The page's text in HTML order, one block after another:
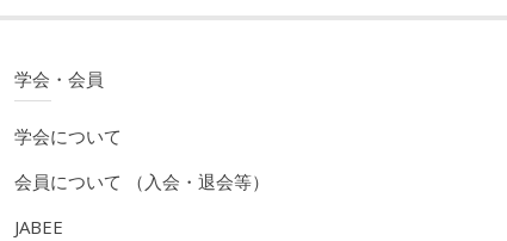
学会・会員
学会について
会員について （入会・退会等）
JABEE